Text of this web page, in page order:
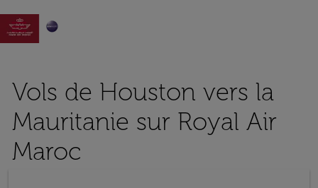

Vols de Houston vers la
Mauritanie sur Royal Air
Maroc